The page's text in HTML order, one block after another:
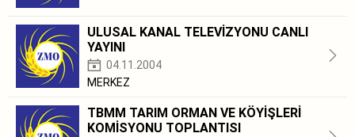
ULUSAL KANAL TELEVİZYONU CANLI
YAYINI
04.11.2004
MERKEZ
TBMM TARIM ORMAN VE KÖYİŞLERİ
KOMİSYONU TOPLANTISI